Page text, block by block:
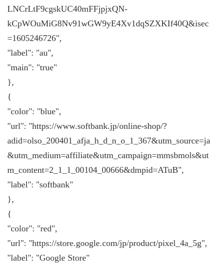
LNCrLtF9cgskUC40mFFjpjxQN-
kCpWOuMiG8Nv91wGW9yE4Xv1dqSZXKIf40Q&isec
=1605246726",
"label": "au",
"main": "true"
},
{
"color": "blue",
"url": "https://www.softbank.jp/online-shop/?
adid=olso_200401_afja_h_d_n_o_1_367&utm_source=ja
&utm_medium=affiliate&utm_campaign=mmsbmols&ut
m_content=2_1_1_00104_00666&dmpid=ATuB",
"label": "softbank"
},
{
"color": "red",
"url": "https://store.google.com/jp/product/pixel_4a_5g",
"label": "Google Store"